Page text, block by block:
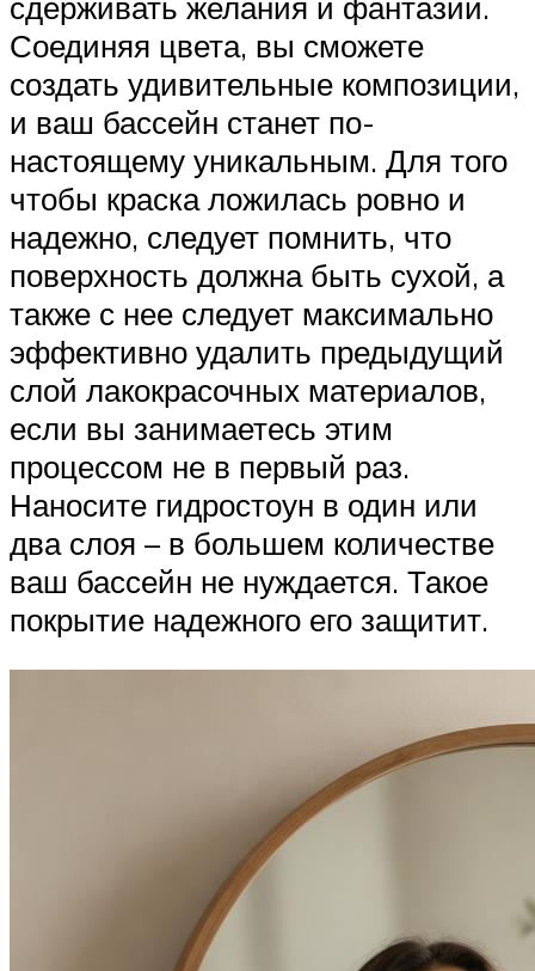
Соединяя цвета, вы сможете
создать удивительные композиции,
и ваш бассейн станет по-
настоящему уникальным. Для того
чтобы краска ложилась ровно и
надежно, следует помнить, что
поверхность должна быть сухой, а
также с нее следует максимально
эффективно удалить предыдущий
слой лакокрасочных материалов,
если вы занимаетесь этим
процессом не в первый раз.
Наносите гидростоун в один или
два слоя – в большем количестве
ваш бассейн не нуждается. Такое
покрытие надежного его защитит.